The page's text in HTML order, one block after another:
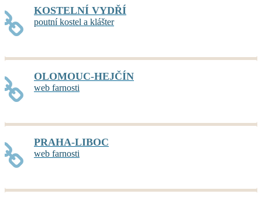
KOSTELNÍ VYDŘÍ
poutní kostel a klášter
OLOMOUC-HEJČÍN
web farnosti
PRAHA-LIBOC
web farnosti